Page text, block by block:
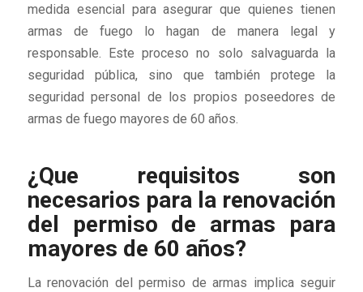
medida esencial para asegurar que quienes tienen
armas de fuego lo hagan de manera legal y
responsable. Este proceso no solo salvaguarda la
seguridad pública, sino que también protege la
seguridad personal de los propios poseedores de
armas de fuego mayores de 60 años.
¿Que requisitos son
necesarios para la renovación
del permiso de armas para
mayores de 60 años?
La renovación del permiso de armas implica seguir